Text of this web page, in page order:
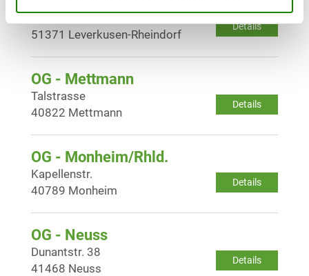
Details
Oderstr. 34 e
51371 Leverkusen-Rheindorf
OG - Mettmann
Details
Talstrasse
40822 Mettmann
OG - Monheim/Rhld.
Details
Kapellenstr.
40789 Monheim
OG - Neuss
Details
Dunantstr. 38
41468 Neuss